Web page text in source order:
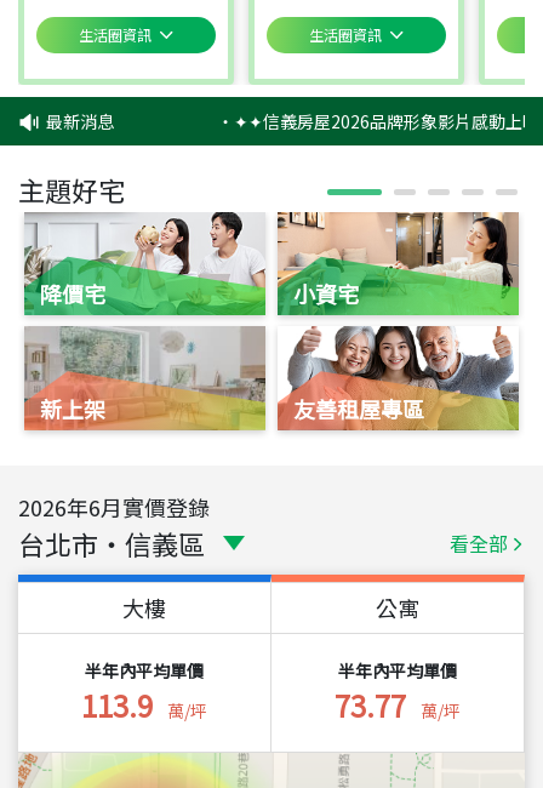
生活圈資訊 生活圈資訊
最新消息 ‧✦✦信義房屋2026品牌形象影片感動上
主題好宅
降價宅
新上架
小資宅
友善租屋專區
2026年6月實價登錄
台北市 ・ 信義區 看全部
大樓
半年內平均單價
113.9 萬/坪
公寓
半年內平均單價
73.77 萬/坪